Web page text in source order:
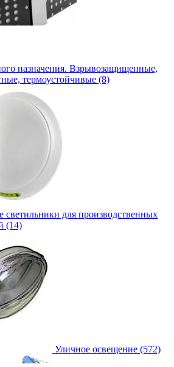
назначения. Взрывозащищенные,
термоустойчивые (8)
светильники для производственных
(14)
Уличное освещение (572)